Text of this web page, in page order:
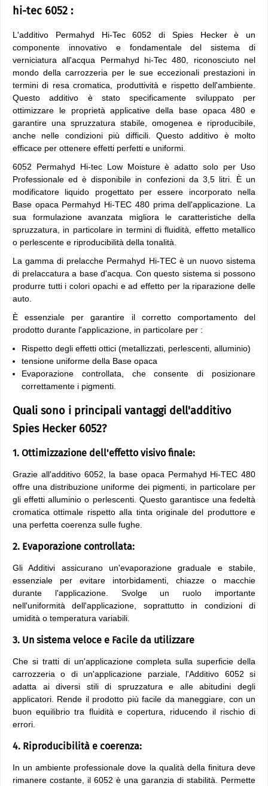
hi-tec 6052 :
L'additivo Permahyd Hi-Tec 6052 di Spies Hecker è un
componente innovativo e fondamentale del sistema di
verniciatura all'acqua Permahyd hi-Tec 480, riconosciuto nel
mondo della carrozzeria per le sue eccezionali prestazioni in
termini di resa cromatica, produttività e rispetto dell'ambiente.
Questo additivo è stato specificamente sviluppato per
ottimizzare le proprietà applicative della base opaca 480 e
garantire una spruzzatura stabile, omogenea e riproducibile,
anche nelle condizioni più difficili. Questo additivo è molto
efficace per ottenere effetti perfetti e uniformi.
6052 Permahyd Hi-tec Low Moisture è adatto solo per Uso
Professionale ed è disponibile in confezioni da 3,5 litri. È un
modificatore liquido progettato per essere incorporato nella
Base opaca Permahyd Hi-TEC 480 prima dell'applicazione. La
sua formulazione avanzata migliora le caratteristiche della
spruzzatura, in particolare in termini di fluidità, effetto metallico
o perlescente e riproducibilità della tonalità.
La gamma di prelacche Permahyd Hi-TEC è un nuovo sistema
di prelaccatura a base d'acqua. Con questo sistema si possono
produrre tutti i colori opachi e ad effetto per la riparazione delle
auto.
È essenziale per garantire il corretto comportamento del
prodotto durante l'applicazione, in particolare per :
Rispetto degli effetti ottici (metallizzati, perlescenti, alluminio)
tensione uniforme della Base opaca
Evaporazione controllata, che consente di posizionare
correttamente i pigmenti.
Quali sono i principali vantaggi dell'additivo
Spies Hecker 6052?
1. Ottimizzazione dell'effetto visivo finale:
Grazie all'additivo 6052, la base opaca Permahyd Hi-TEC 480
offre una distribuzione uniforme dei pigmenti, in particolare per
gli effetti alluminio o perlescenti. Questo garantisce una fedeltà
cromatica ottimale rispetto alla tinta originale del produttore e
una perfetta coerenza sulle fughe.
2. Evaporazione controllata:
Gli Additivi assicurano un'evaporazione graduale e stabile,
essenziale per evitare intorbidamenti, chiazze o macchie
durante l'applicazione. Svolge un ruolo importante
nell'uniformità dell'applicazione, soprattutto in condizioni di
umidità o temperatura variabili.
3. Un sistema veloce e Facile da utilizzare
Che si tratti di un'applicazione completa sulla superficie della
carrozzeria o di un'applicazione parziale, l'Additivo 6052 si
adatta ai diversi stili di spruzzatura e alle abitudini degli
applicatori. Rende il prodotto più facile da maneggiare, con un
buon equilibrio tra fluidità e copertura, riducendo il rischio di
errori.
4. Riproducibilità e coerenza:
In un ambiente professionale dove la qualità della finitura deve
rimanere costante, il 6052 è una garanzia di stabilità. Permette